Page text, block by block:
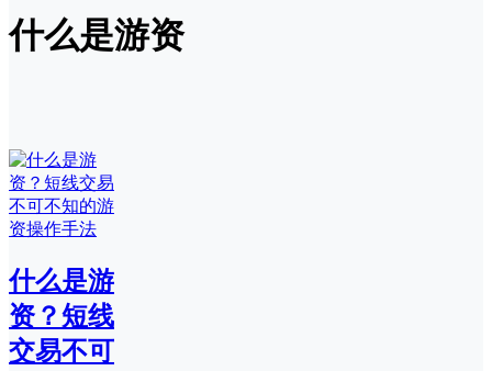
什么是游资
什么是游
资？短线
交易不可